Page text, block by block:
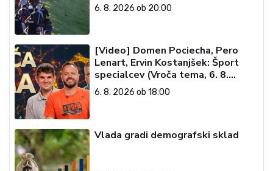
6. 8. 2026 ob 20:00
[Video] Domen Pociecha, Pero
Lenart, Ervin Kostanjšek: Šport
specialcev (Vroča tema, 6. 8.
2026)
6. 8. 2026 ob 18:00
Vlada gradi demografski sklad